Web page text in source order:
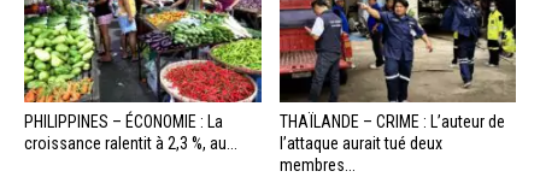
PHILIPPINES – ÉCONOMIE : La
croissance ralentit à 2,3 %, au...
THAÏLANDE – CRIME : L’auteur de
l’attaque aurait tué deux
membres...